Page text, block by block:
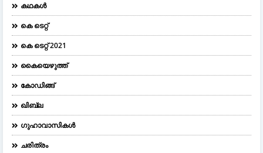
കഥകൾ
കെ ടെറ്റ്
കെ ടെറ്റ് 2021
കൈയെഴുത്ത്
കോഡിങ്ങ്
ഖിബ്‌ല
ഗുഹാവാസികൾ
ചരിത്രം